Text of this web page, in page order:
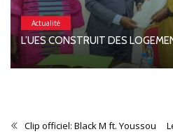
Actualité
L’UES CONSTRUIT DES
Clip officiel: Black M ft. Youssou